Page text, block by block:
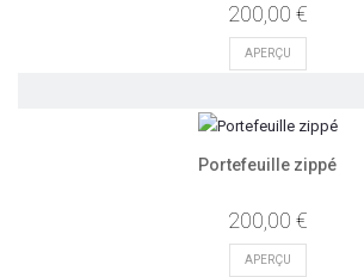
200,00 €
APERÇU
Portefeuille zippé
200,00 €
APERÇU